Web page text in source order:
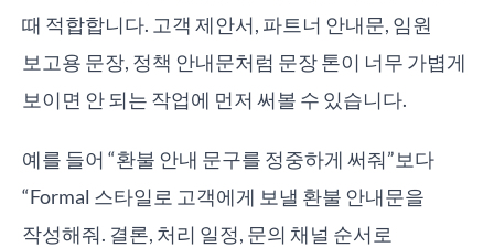
때 적합합니다. 고객 제안서, 파트너 안내문, 임원
보고용 문장, 정책 안내문처럼 문장 톤이 너무 가볍게
보이면 안 되는 작업에 먼저 써볼 수 있습니다.
예를 들어 “환불 안내 문구를 정중하게 써줘”보다
“Formal 스타일로 고객에게 보낼 환불 안내문을
작성해줘. 결론, 처리 일정, 문의 채널 순서로